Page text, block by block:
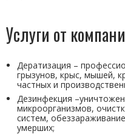
Услуги от
Дератизация –
грызунов, крыс, мышей,
частных и
Дезинфекция
микроорганизмов,
систем,
умерших;